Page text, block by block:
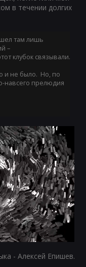
в течении долгих
там лишь
–
клубок связывали.
и не было. Но, по
навсего прелюдия
- Алексей Епишев.